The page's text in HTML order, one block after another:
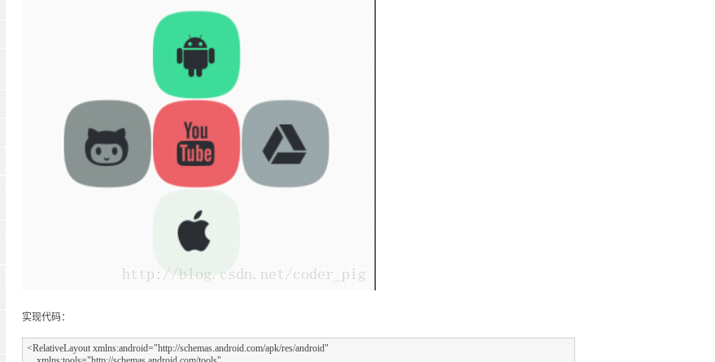
实现代码：
<RelativeLayout xmlns:android="http://schemas.android.com/apk/res/android"